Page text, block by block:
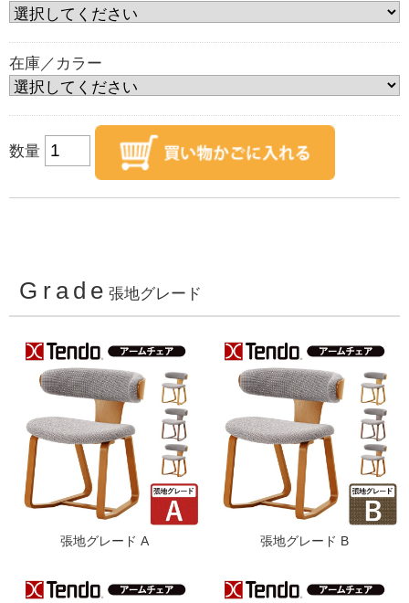
在庫／カラー
数量
Grade 張地グレード
張地グレード A 張地グレード B